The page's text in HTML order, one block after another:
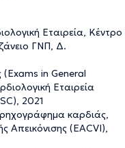
Εταιρεία, Κέντρο
ΓΝΠ, Δ.
in General
Εταιρεία
2021
καρδιάς,
Απεικόνισης (EACVI),